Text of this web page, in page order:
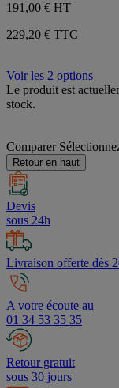
191,00 € HT
229,20 € TTC
Voir les 2 options
Le produit est
stock.
Comparer
Retour en haut
Devis
sous 24h
Livraison offerte dès
A votre écoute au
01 34 53 35 35
Retour gratuit
sous 30 jours